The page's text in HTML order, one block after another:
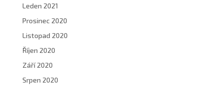
Leden 2021
Prosinec 2020
Listopad 2020
Říjen 2020
Září 2020
Srpen 2020